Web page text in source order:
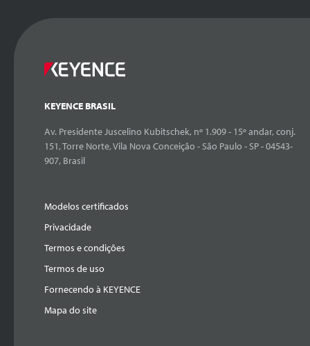
KEYENCE BRASIL
Av. Presidente Juscelino Kubitschek, nº 1.909 - 15º andar, conj.
151, Torre Norte, Vila Nova Conceição - São Paulo - SP - 04543-
907, Brasil
Modelos certificados
Privacidade
Termos e condições
Termos de uso
Fornecendo à KEYENCE
Mapa do site